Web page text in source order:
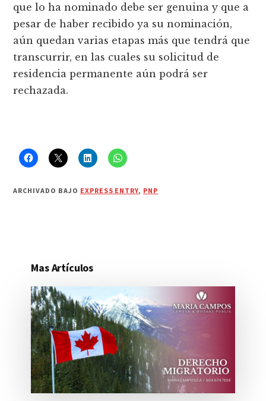
que lo ha nominado debe ser genuina y que a
pesar de haber recibido ya su nominación,
aún quedan varias etapas más que tendrá que
transcurrir, en las cuales su solicitud de
residencia permanente aún podrá ser
rechazada.
ARCHIVADO BAJO EXPRESS ENTRY, PNP
Mas Artículos